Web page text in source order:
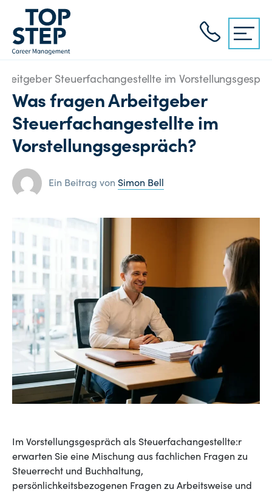
Steuerfachangestellte im
Was fragen Arbeitgeber
Steuerfachangestellte im
Vorstellungsgespräch?
Ein Beitrag von Simon Bell
Im Vorstellungsgespräch als Steuerfachangestellte:r
erwarten Sie eine Mischung aus fachlichen Fragen zu
Steuerrecht und Buchhaltung,
persönlichkeitsbezogenen Fragen zu Arbeitsweise und